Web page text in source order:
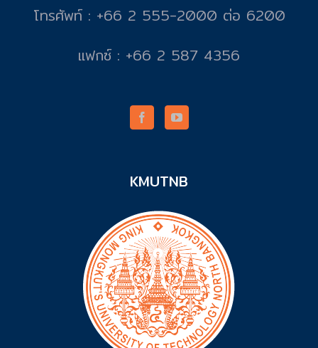
โทรศัพท์ : +66 2 555-2000 ต่อ 6200
แฟกซ์ : +66 2 587 4356
KMUTNB